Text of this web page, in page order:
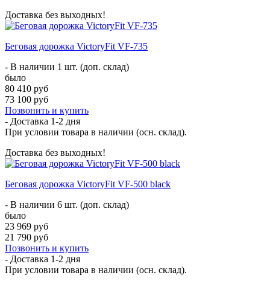
Доставка без выходных!
Беговая дорожка VictoryFit VF-735
- В наличии 1 шт. (доп. склад)
было
80 410 руб
73 100 руб
Позвонить и купить
- Доставка 1-2 дня
При условии товара в наличии (осн. склад).
Доставка без выходных!
Беговая дорожка VictoryFit VF-500 black
- В наличии 6 шт. (доп. склад)
было
23 969 руб
21 790 руб
Позвонить и купить
- Доставка 1-2 дня
При условии товара в наличии (осн. склад).